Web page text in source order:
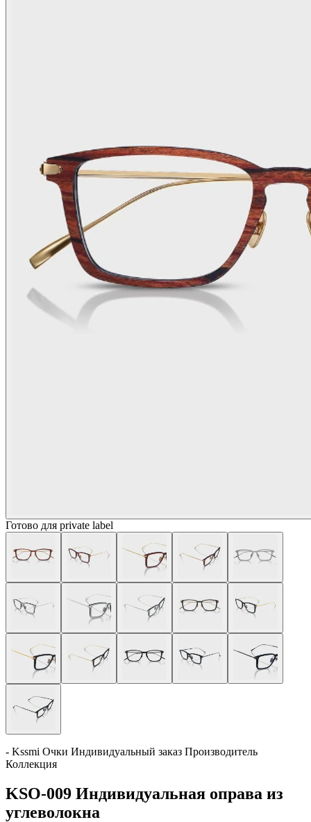
Готово для private label
- Kssmi Очки Индивидуальный заказ Производитель
Коллекция
KSO-009 Индивидуальная оправа из
углеволокна